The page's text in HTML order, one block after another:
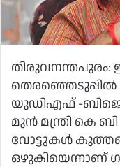
തിരുവനന്തപുരം:
യുഡിഎഫ് -
മുൻ മന്ത്രി കെ
വോട്ടുകൾ
ഒഴുകിയെന്നാണ്